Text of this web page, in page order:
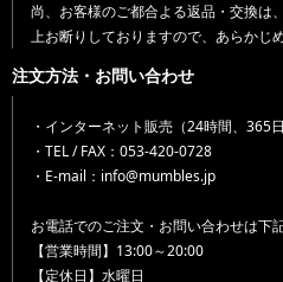
尚、お客様のご都合よる返品・交換は
上お断りしておりますので、あらかじ
注文方法・お問い合わせ
・インターネット販売（24時間、365日
・TEL / FAX：053-420-0728
・E-mail：info@mumbles.jp
お電話でのご注文・お問い合わせは下
【営業時間】13:00～20:00
【定休日】水曜日